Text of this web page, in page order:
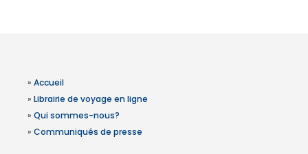
» Accueil
» Librairie de voyage en ligne
» Qui sommes-nous?
» Communiqués de presse